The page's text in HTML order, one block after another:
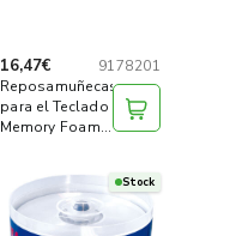
16,47€
9178201
Reposamuñecas
para el Teclado
Memory Foam
Stock